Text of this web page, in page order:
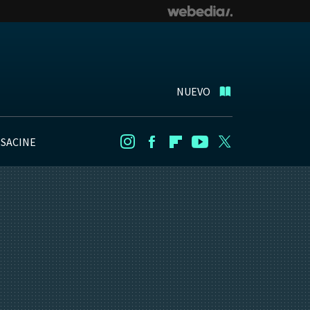
NUEVO
InstagramFacebookFlipboard
Youtube